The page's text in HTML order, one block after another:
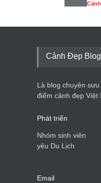
du
Cảnh Đẹp Blog
Là blog chuyên
điểm cảnh đẹp Việt
Phát triển
Nhóm sinh viên
yêu Du Lịch
Email